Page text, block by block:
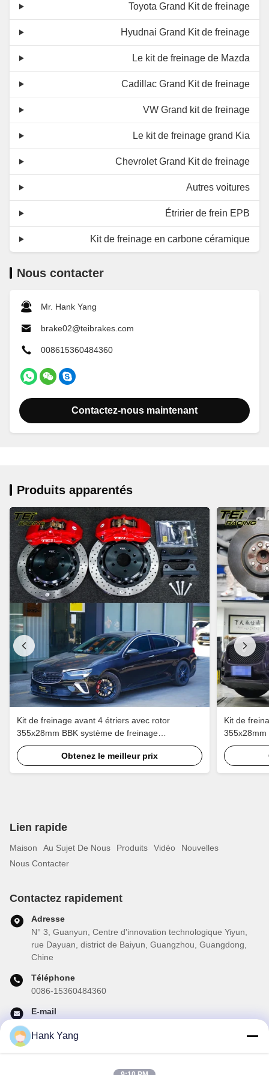
Toyota Grand Kit de freinage
Hyudnai Grand Kit de freinage
Le kit de freinage de Mazda
Cadillac Grand Kit de freinage
VW Grand kit de freinage
Le kit de freinage grand Kia
Chevrolet Grand Kit de freinage
Autres voitures
Étririer de frein EPB
Kit de freinage en carbone céramique
Nous contacter
Mr. Hank Yang
brake02@teibrakes.com
008615360484360
Contactez-nous maintenant
Produits apparentés
Kit de freinage avant 4 étriers avec rotor
355x28mm BBK système de freinage
automatique pour Buick Regal 18 pouces jante
de voiture
Obtenez le meilleur prix
Kit de
355x28mm
jante de
Lien rapide
Maison Au Sujet De Nous Produits Vidéo
Nouvelles
Nous Contacter
Contactez rapidement
Adresse
N° 3, Guanyun, Centre d'innovation technologique Yiyun,
rue Dayuan, district de Baiyun, Guangzhou, Guangdong,
Chine
Téléphone
0086-15360484360
E-mail
Hank Yang